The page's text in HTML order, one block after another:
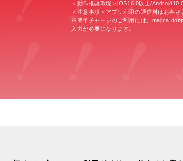
＜動作推奨環境＞iOS16.0以上/
＜注意事項＞アプリ利用の通信料はお客さ
※簡単チャージのご利用には、 majica
入力が必要になります。